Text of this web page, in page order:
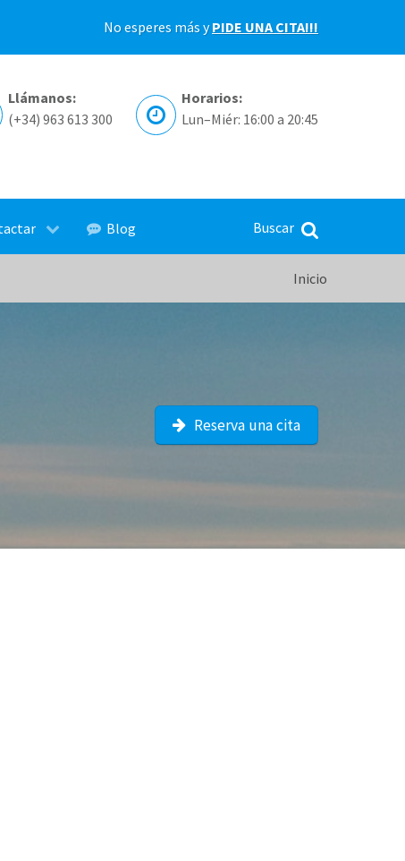
No esperes más yPIDE UNA CITA!!!
Llámanos:
(+34) 963 613 300
Horarios:
Lun–Miér: 16:00 a 20:45
Blog
Inicio
Reserva una cita